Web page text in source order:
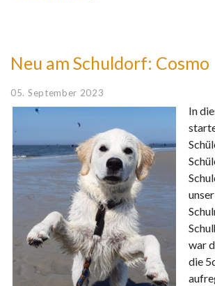
Neu am Schuldorf: Cosmo
05. September 2023
In
war
die